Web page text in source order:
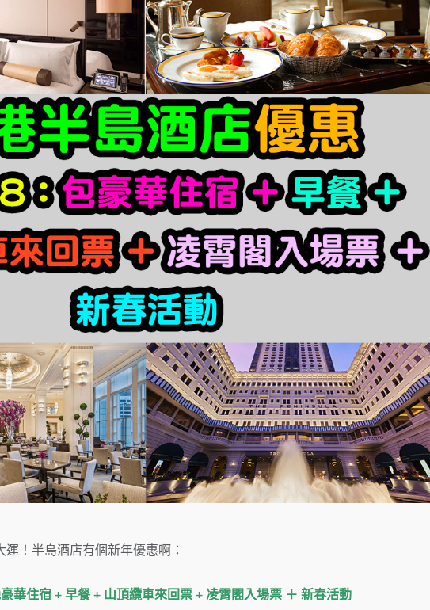
！半島酒店有個新年優惠啊：
華住宿 + 早餐 + 山頂纜車來回票 + 凌霄閣入場票 ＋ 新春活動